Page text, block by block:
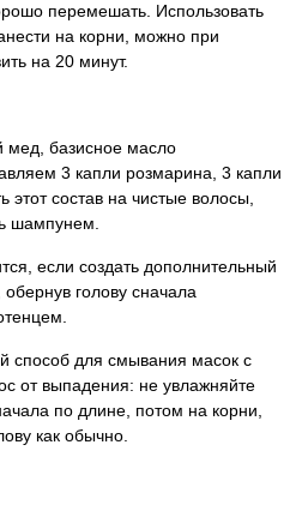
перемешать. Использовать
на корни, можно при
на 20 минут.
мед, базисное масло
3 капли розмарина, 3 капли
состав на чистые волосы,
шампунем.
если создать дополнительный
голову сначала
способ для смывания масок с
от выпадения: не увлажняйте
по длине, потом на корни,
как обычно.